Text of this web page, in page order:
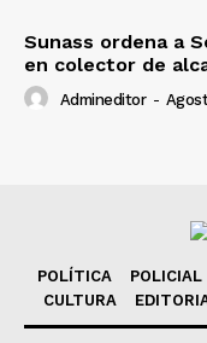
Sunass ordena a
en colector de
Admineditor -
POLÍTICA POLICIAL
CULTURA